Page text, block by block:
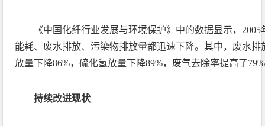
《中国化纤行业发展与环境保护》中的数据显示，
能耗、废水排放、污染物排放量都迅速下降。其中，废水排
放量下降86%，硫化氢放量下降89%，废气去除率提高了
持续改进现状